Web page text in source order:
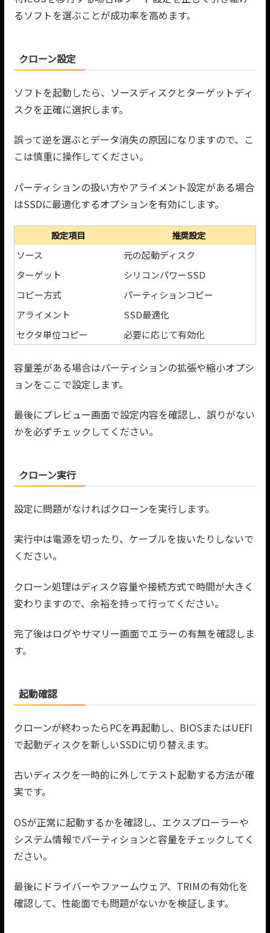
るソフトを選ぶことが成功率を高めます。
クローン設定
ソフトを起動したら、ソースディスクとターゲットディ
スクを正確に選択します。
誤って逆を選ぶとデータ消失の原因になりますので、こ
こは慎重に操作してください。
パーティションの扱い方やアライメント設定がある場合
はSSDに最適化するオプションを有効にします。
設定項目 推奨設定
ソース
元の起動ディスク
ターゲット
シリコンパワーSSD
コピー方式
パーティションコピー
アライメント
SSD最適化
セクタ単位コピー
必要に応じて有効化
容量差がある場合はパーティションの拡張や縮小オプシ
ョンをここで設定します。
最後にプレビュー画面で設定内容を確認し、誤りがない
かを必ずチェックしてください。
クローン実行
設定に問題がなければクローンを実行します。
実行中は電源を切ったり、ケーブルを抜いたりしないで
ください。
クローン処理はディスク容量や接続方式で時間が大きく
変わりますので、余裕を持って行ってください。
完了後はログやサマリー画面でエラーの有無を確認しま
す。
起動確認
クローンが終わったらPCを再起動し、BIOSまたはUEFI
で起動ディスクを新しいSSDに切り替えます。
古いディスクを一時的に外してテスト起動する方法が確
実です。
OSが正常に起動するかを確認し、エクスプローラーや
システム情報でパーティションと容量をチェックしてく
ださい。
最後にドライバーやファームウェア、TRIMの有効化を
確認して、性能面でも問題がないかを検証します。